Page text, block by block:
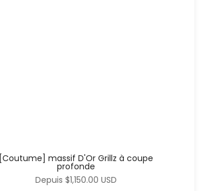
[Coutume] massif D'Or Grillz à coupe
profonde
Depuis $1,150.00 USD